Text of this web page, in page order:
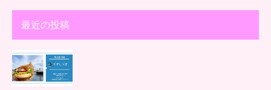
最近の投稿